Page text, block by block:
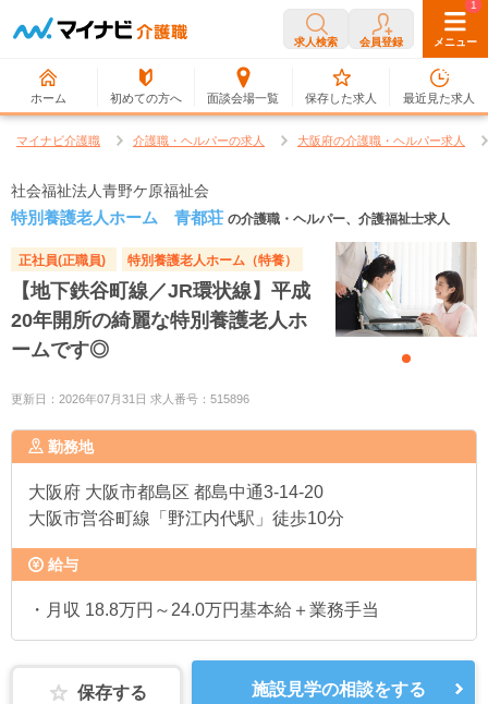
求人検索 会員登録 メニュー
ホーム 初めての方へ 面談会場一覧
0
保存した求人
1
最近見た求人
マイナビ介護職 介護職・ヘルパーの求人 大阪府の介護職・ヘルパー求人
社会福祉法人青野ケ原福祉会
特別養護老人ホーム 青都荘 の介護職・ヘルパー、介護福祉士求人
正社員(正職員) 特別養護老人ホーム（特養）
【地下鉄谷町線／JR環状線】平成
20年開所の綺麗な特別養護老人ホ
ームです◎
更新日：2026年07月31日 求人番号：515896
勤務地
大阪府 大阪市都島区 都島中通3-14-20
大阪市営谷町線「野江内代駅」徒歩10分
給与
・月収 18.8万円～24.0万円基本給＋業務手当
保存する 施設見学の相談をする